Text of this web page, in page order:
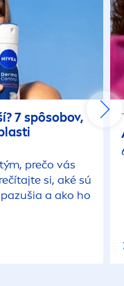
7 spôsobov,
prečo vás
si, aké sú
a ako ho